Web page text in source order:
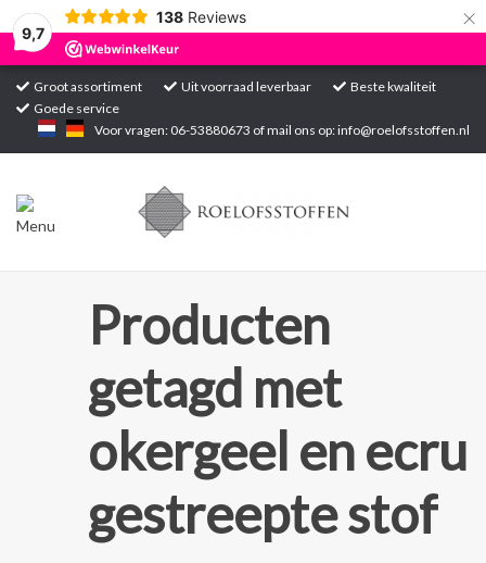
9,7
138 Reviews ×
Groot assortiment Uit voorraad leverbaar
Beste kwaliteit
Goede service
Voor vragen: 06-53880673 of mail ons op:info@roelofsstoffen.nl
Home
Producten
getagd met
okergeel en ecru
gestreepte stof